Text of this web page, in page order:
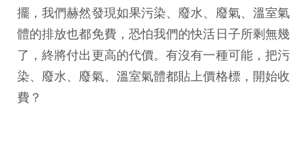
擺，我們赫然發現如果污染、廢水、廢氣、溫室氣
體的排放也都免費，恐怕我們的快活日子所剩無幾
了，終將付出更高的代價。有沒有一種可能，把污
染、廢水、廢氣、溫室氣體都貼上價格標，開始收
費？